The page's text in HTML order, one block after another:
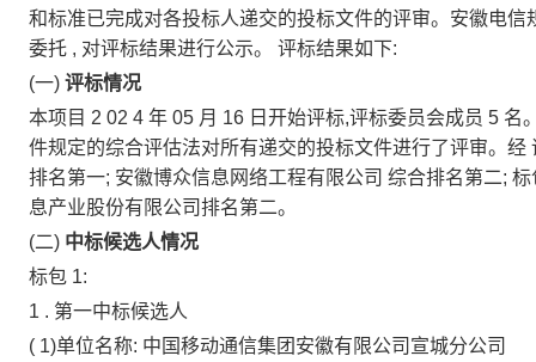
和标准已完成对各投标人递交的投标文件的评审。安徽电
委托 , 对评标结果进行公示。 评标结果如下:
(一) 评标情况
本项目 2 02 4 年 05 月 16 日开始评标,评标委员会成员 5 名
件规定的综合评估法对所有递交的投标文件进行了评审。经
排名第一; 安徽博众信息网络工程有限公司 综合排名第二;
息产业股份有限公司排名第二。
(二) 中标候选人情况
标包 1:
1 . 第一中标候选人
( 1)单位名称: 中国移动通信集团安徽有限公司宣城分公司